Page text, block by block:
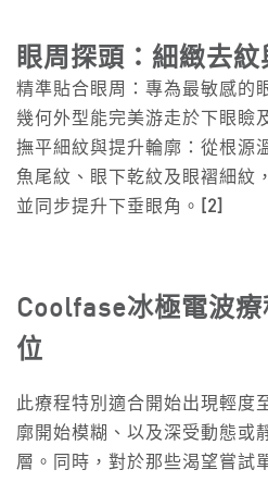
眼周探頭：細緻去
精準貼合眼周：專為最敏感的
幾何外型能完美游走於下眼瞼
撫平細紋與提升輪廓：從根源
魚尾紋、眼下乾紋及眼褶細紋
並同步提升下垂眼角。 [2]
Coolfase冰極電波
位
此療程特別適合開始出現輕度
廓開始模糊、以及深受動態或
層。同時，對於那些渴望嘗試